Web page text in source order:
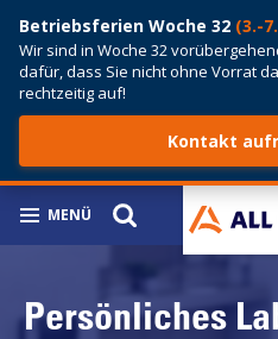
Betriebsferien Woche 32 (3.-
Wir sind in Woche 32
dafür, dass Sie nicht ohne Vorrat
rechtzeitig auf!
Kontakt
MENÜ
Persönliches